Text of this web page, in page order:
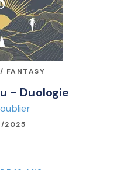
FANTASY
- Duologie
2025